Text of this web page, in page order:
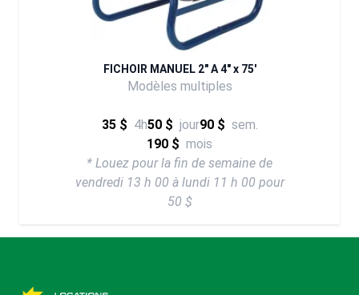
FICHOIR MANUEL 2" A 4" x 75'
Modèles multiples
35 $ 4h50 $ jour90 $ sem.
190 $ mois
* Louez pour la fin de semaine de
vendredi 13 h 00 à lundi 11 h 00 pour
50 $